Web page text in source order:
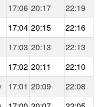
17:06 20:17
22:19
17:04 20:15
22:16
17:03 20:13
22:13
17:02 20:11
22:10
17:01 20:09
22:08